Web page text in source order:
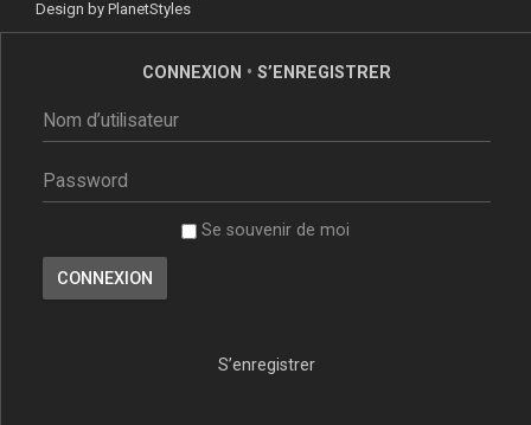
Design by PlanetStyles
CONNEXION • S’ENREGISTRER
Se souvenir de moi
S’enregistrer